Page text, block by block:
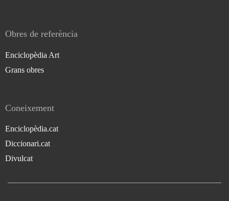
Obres de referència
Enciclopèdia Art
Grans obres
Coneixement
Enciclopèdia.cat
Diccionari.cat
Divulcat